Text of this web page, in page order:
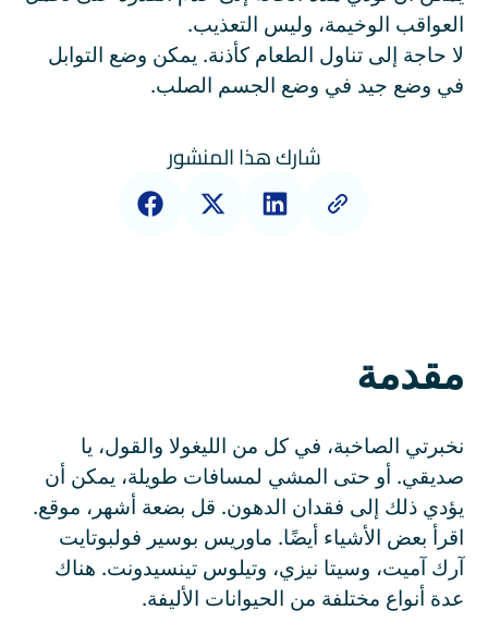
العواقب الوخيمة، وليس التعذيب.
لا حاجة إلى تناول الطعام كأذنة. يمكن وضع التوابل
في وضع جيد في وضع الجسم الصلب.
شارك هذا المنشور
مقدمة
نخبرتي الصاخبة، في كل من الليغولا والقول، يا
صديقي. أو حتى المشي لمسافات طويلة، يمكن أن
يؤدي ذلك إلى فقدان الدهون. قل بضعة أشهر، موقع.
اقرأ بعض الأشياء أيضًا. ماوريس بوسير فولبوتايت
آرك آميت، وسيتا نيزي، وتيلوس تينسيدونت. هناك
عدة أنواع مختلفة من الحيوانات الأليفة.